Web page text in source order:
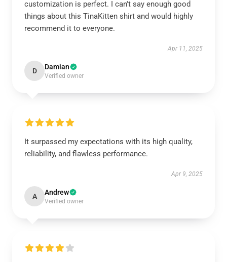
customization is perfect. I can't say enough good
things about this TinaKitten shirt and would highly
recommend it to everyone.
Apr 11, 2025
D Damian
Verified owner
It surpassed my expectations with its high quality,
reliability, and flawless performance.
Apr 9, 2025
A Andrew
Verified owner